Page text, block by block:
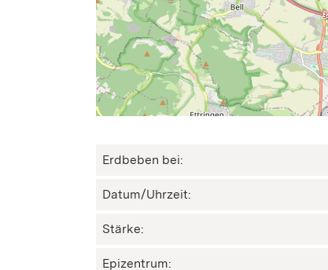
Erdbeben bei:
Datum/Uhrzeit:
Stärke:
Epizentrum: